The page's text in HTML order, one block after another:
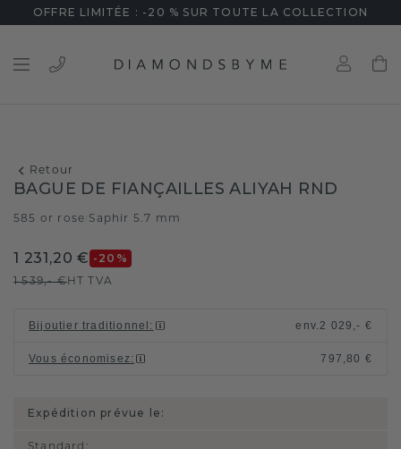
OFFRE LIMITÉE : -20 % SUR TOUTE LA COLLECTION
Retour
BAGUE DE FIANÇAILLES ALIYAH RND
585 or rose Saphir 5.7 mm
1 231,20 € -20 %
1 539,- €HT TVA
Bijoutier traditionnel : env.2 029,- €
Vous économisez: 797,80 €
Expédition prévue le: